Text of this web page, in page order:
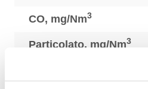
CO, mg/Nm3
Particolato, mg/Nm3